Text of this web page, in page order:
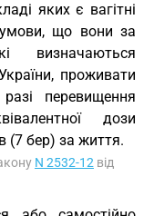
яких є вагітні
що вони за
визначаються
проживати
перевищення
дози
(7 бер) за життя.
N 2532-12 від